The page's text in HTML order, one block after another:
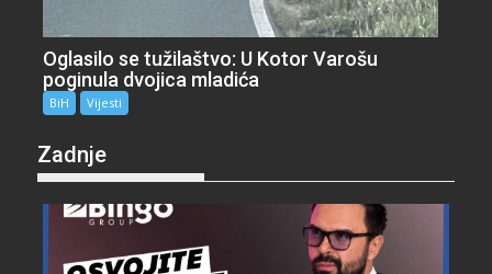
Oglasilo se tužilaštvo: U Kotor Varošu
poginula dvojica mladića
BiH Vijesti
Zadnje